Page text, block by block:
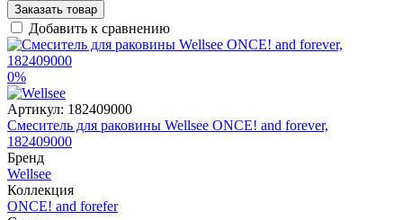
Заказать товар
Добавить к сравнению
0%
Артикул: 182409000
Смеситель для раковины Wellsee ONCE! and forever,
182409000
Бренд
Wellsee
Коллекция
ONCE! and forefer